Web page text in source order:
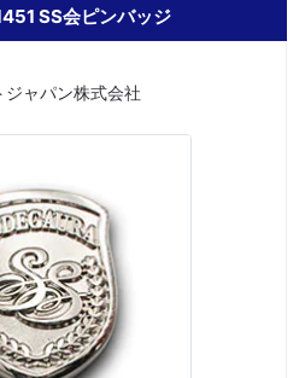
SS会ピンバッジ
ジャパン株式会社